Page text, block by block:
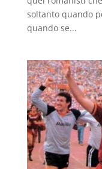
soltanto quando
quando se...